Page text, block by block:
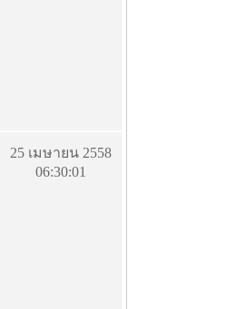
25 เมษายน 2558
06:30:01